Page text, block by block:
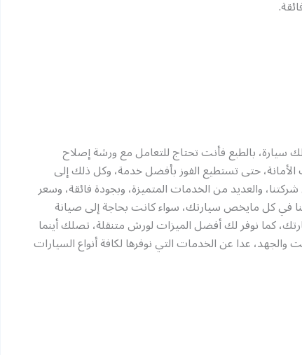
سيارة، بالطبع فأنت تحتاج للتعامل مع ورشة إصلاح
الأمانة، حتى تستطيع الفوز بأفضل خدمة، وكل ذلك إلى
والعديد من الخدمات المتميزة، وبجودة فائقة، وسعر
في كل مايخص سيارتك، سواء كانت بحاجة إلى صيانة
كما نوفر لك أفضل الميزات لورش متنقلة، تصلك أينما
عدا عن الخدمات التي نوفرها لكافة أنواع السيارات